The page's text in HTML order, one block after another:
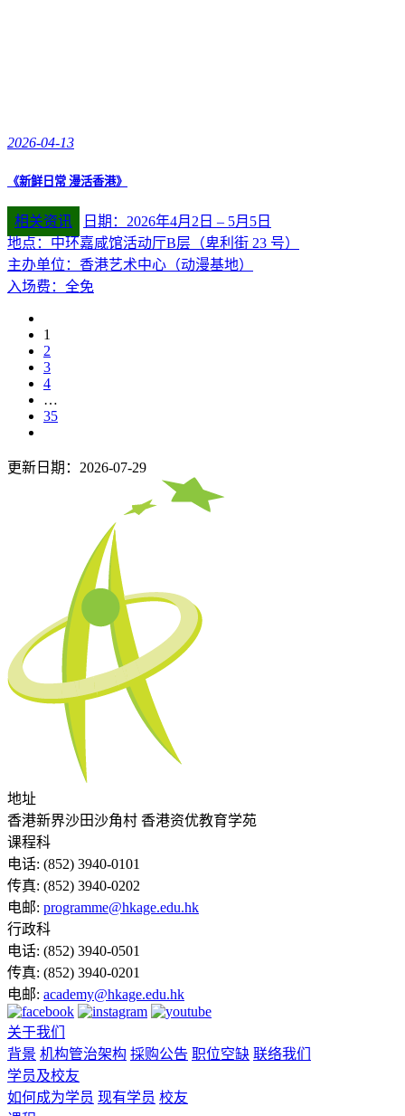
2026-04-13
《新鲜日常 漫活香港》
相关资讯
日期：2026年4月2日 – 5月5日
地点：中环嘉咸馆活动厅B层（卑利街 23 号）
主办单位：香港艺术中心（动漫基地）
入场费：全免
1
2
3
4
…
35
更新日期：2026-07-29
地址
香港新界沙田沙角村 香港资优教育学苑
课程科
电话: (852) 3940-0101
传真: (852) 3940-0202
电邮: programme@hkage.edu.hk
行政科
电话: (852) 3940-0501
传真: (852) 3940-0201
电邮: academy@hkage.edu.hk
关于我们
背景 机构管治架构 採购公告 职位空缺 联络我们
学员及校友
如何成为学员 现有学员 校友